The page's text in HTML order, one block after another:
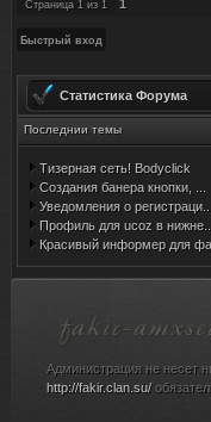
Страница 1 из 1 1
Статистика Форума
Последнии темы
Тизерная сеть! Bodyclick
Создания банера кнопки, ...
Уведомления о регистраци...
Профиль для ucoz в нижне...
Красивый информер для
Администрация не несет
http://fakir.clan.su/